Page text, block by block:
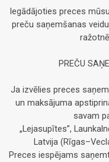
Iegādājoties preces
preču saņemšanas
PREČU
Ja izvēlies preces
un maksājuma
savam
„Lejasupītes”,
Latvija
Preces iespējams